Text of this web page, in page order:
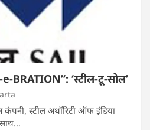
BRATION”: ‘स्टील-टू-सोल’
कंपनी, स्टील अथॉरिटी ऑफ इंडिया